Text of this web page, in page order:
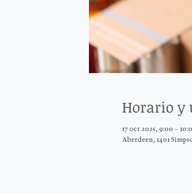
Horario y
17 oct 2025, 9:00 –
Aberdeen, 1401